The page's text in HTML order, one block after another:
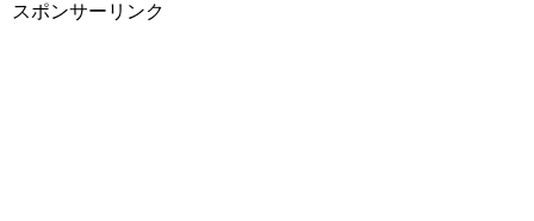
スポンサーリンク